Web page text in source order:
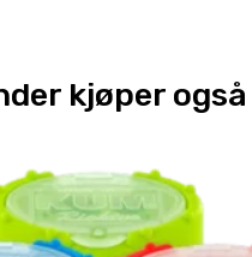
kjøper også